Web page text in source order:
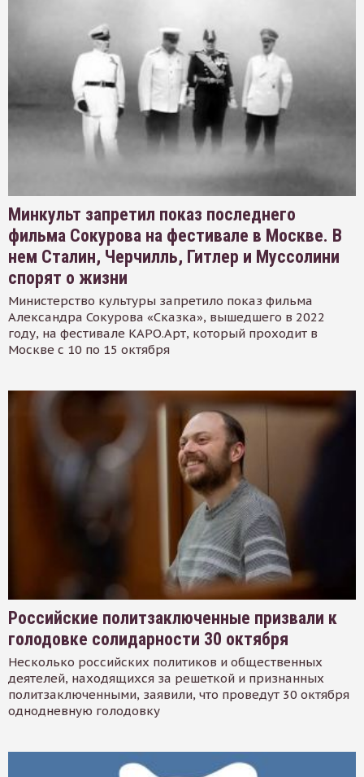
Минкульт запретил показ последнего
фильма Сокурова на фестивале в Москве. В
нем Сталин, Черчилль, Гитлер и Муссолини
спорят о жизни
Министерство культуры запретило показ фильма
Александра Сокурова «Сказка», вышедшего в 2022
году, на фестивале КАРО.Арт, который проходит в
Москве с 10 по 15 октября
Российские политзаключенные призвали к
голодовке солидарности 30 октября
Несколько российских политиков и общественных
деятелей, находящихся за решеткой и признанных
политзаключенными, заявили, что проведут 30 октября
однодневную голодовку